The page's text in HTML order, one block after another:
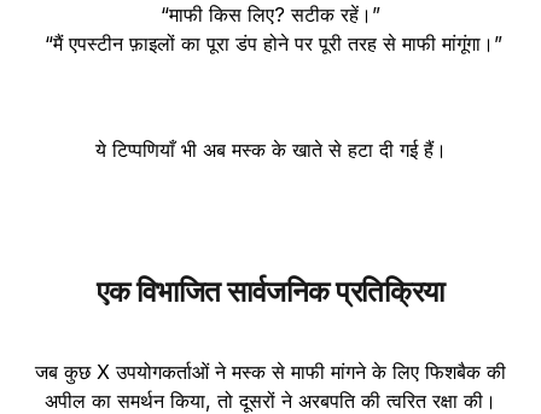
“माफी किस लिए? सटीक रहें।”
“मैं एपस्टीन फ़ाइलों का पूरा डंप होने पर पूरी तरह से माफी मांगूंगा।”
ये टिप्पणियाँ भी अब मस्क के खाते से हटा दी गई हैं।
एक विभाजित सार्वजनिक प्रतिक्रिया
जब कुछ X उपयोगकर्ताओं ने मस्क से माफी मांगने के लिए फिशबैक की
अपील का समर्थन किया, तो दूसरों ने अरबपति की त्वरित रक्षा की।